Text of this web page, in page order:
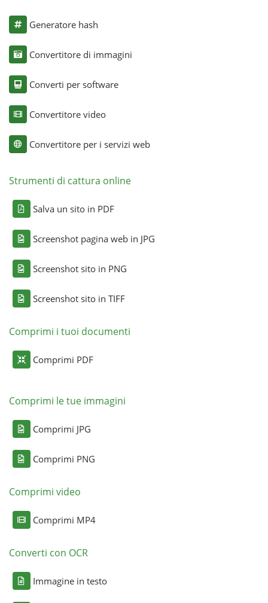
Generatore hash
Convertitore di immagini
Converti per software
Convertitore video
Convertitore per i servizi web
Strumenti di cattura online
Salva un sito in PDF
Screenshot pagina web in JPG
Screenshot sito in PNG
Screenshot sito in TIFF
Comprimi i tuoi documenti
Comprimi PDF
Comprimi le tue immagini
Comprimi JPG
Comprimi PNG
Comprimi video
Comprimi MP4
Converti con OCR
Immagine in testo